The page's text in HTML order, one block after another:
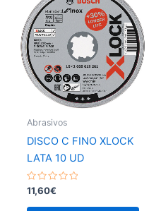
Abrasivos
DISCO C FINO XLOCK
LATA 10 UD
Valorado
con
0
11,60€